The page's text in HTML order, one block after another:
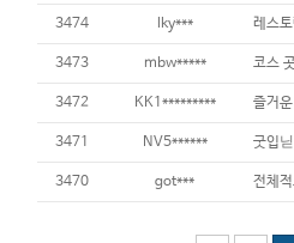
3474 lky***
3473 mbw*****
3472 KK1*********
3471 NV5****** 굿입
3470 got*** 전체